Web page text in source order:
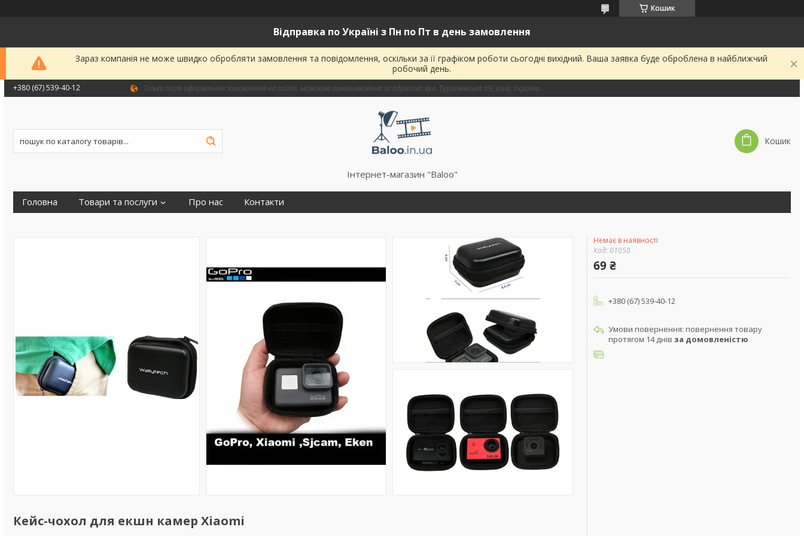
Кошик
Відправка по Україні з Пн по Пт в день замовлення
Зараз компанія не може швидко обробляти замовлення та повідомлення, оскільки за її графіком роботи сьогодні вихідний. Ваша заявка буде оброблена в найближчий
робочий день.
+380 (67) 539-40-12 Тільки після оформлення замовлення на сайті, можливе самовивезення за адресою: вул. Тургенєвська 69, Київ, Україна
Інтернет-магазин "Baloo"
Кошик
Головна Товари та послуги Про нас Контакти
Кейс-чохол для екшн камер Xiaomi
Немає в наявності
Код: 01050
69 ₴
+380 (67) 539-40-12
повернення товару
протягом 14 днів за домовленістю